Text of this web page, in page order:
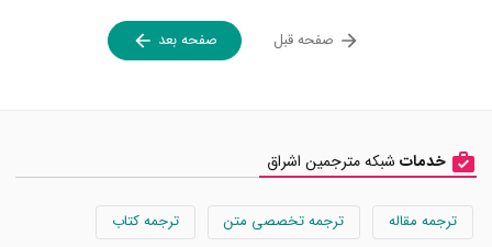
صفحه قبل صفحه بعد
خدمات شبکه مترجمین اشراق
ترجمه مقاله ترجمه تخصصی متن
ترجمه کتاب